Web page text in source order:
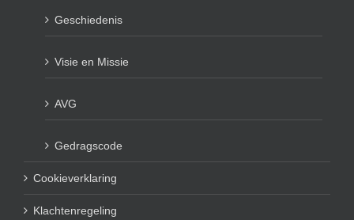
Geschiedenis
Visie en Missie
AVG
Gedragscode
Cookieverklaring
Klachtenregeling